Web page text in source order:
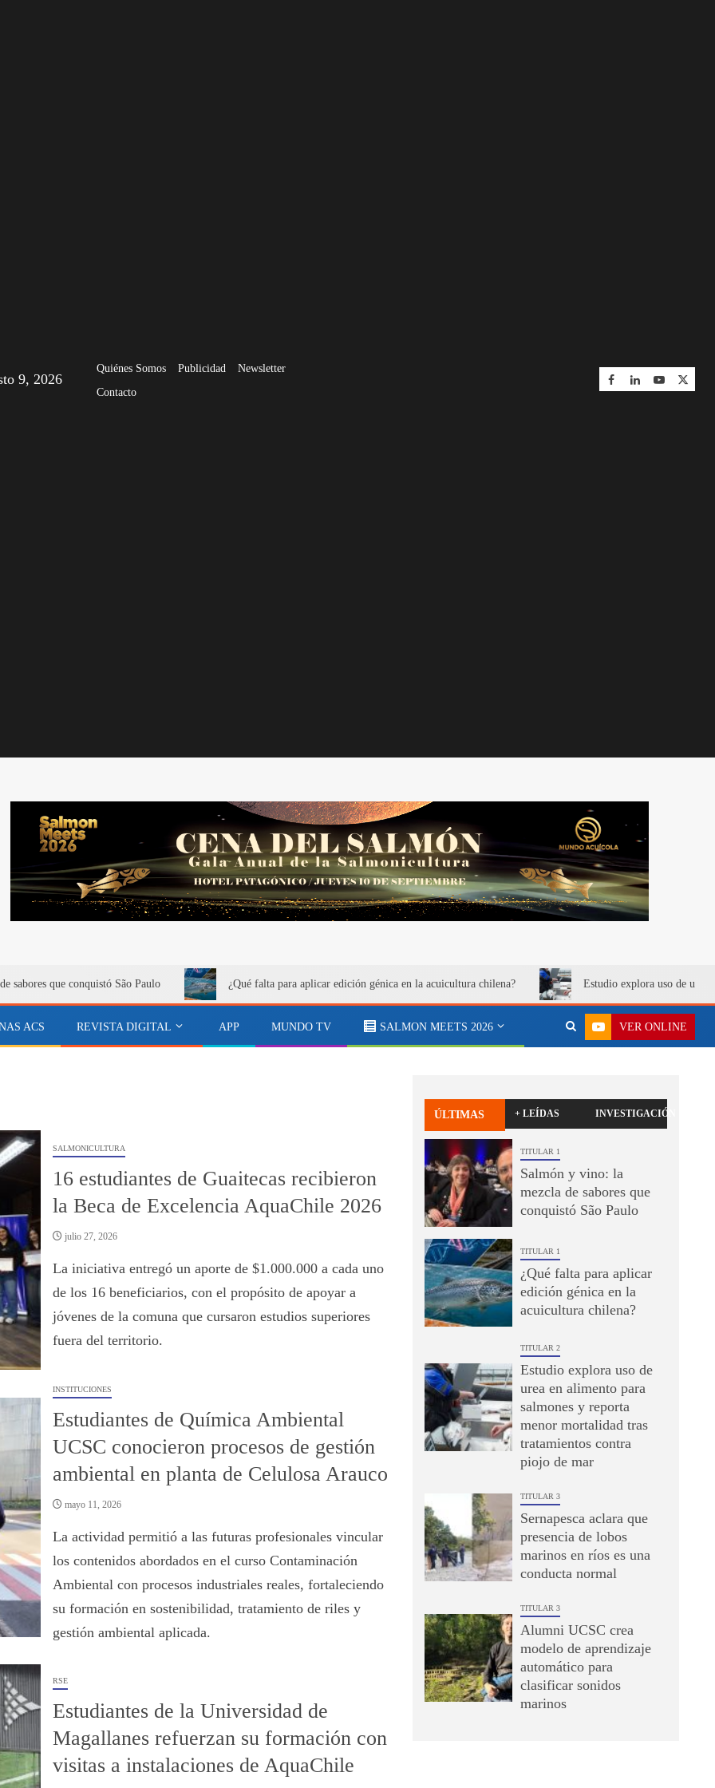
9, 2026
Quiénes Somos Publicidad
Newsletter
Contacto
sabores que conquistó São Paulo ¿Qué falta para aplicar edición génica en la acuicultura chilena? Estudio explora uso de urea
ACS REVISTA DIGITAL APP MUNDO TV SALMON MEETS 2026 VER ONLINE
SALMONICULTURA
16 estudiantes de Guaitecas recibieron
la Beca de Excelencia AquaChile 2026
julio 27, 2026
La iniciativa entregó un aporte de $1.000.000 a cada uno
de los 16 beneficiarios, con el propósito de apoyar a
jóvenes de la comuna que cursaron estudios superiores
fuera del territorio.
INSTITUCIONES
Estudiantes de Química Ambiental
UCSC conocieron procesos de gestión
ambiental en planta de Celulosa Arauco
mayo 11, 2026
La actividad permitió a las futuras profesionales vincular
los contenidos abordados en el curso Contaminación
Ambiental con procesos industriales reales, fortaleciendo
su formación en sostenibilidad, tratamiento de riles y
gestión ambiental aplicada.
RSE
Estudiantes de la Universidad de
Magallanes refuerzan su formación con
visitas a instalaciones de AquaChile
ÚLTIMAS + LEÍDAS INVESTIGACIÓN
TITULAR 1
Salmón y vino: la
mezcla de sabores que
conquistó São Paulo
TITULAR 1
¿Qué falta para aplicar
edición génica en la
acuicultura chilena?
TITULAR 2
Estudio explora uso de
urea en alimento para
salmones y reporta
menor mortalidad tras
tratamientos contra
piojo de mar
TITULAR 3
Sernapesca aclara que
presencia de lobos
marinos en ríos es una
conducta normal
TITULAR 3
Alumni UCSC crea
modelo de aprendizaje
automático para
clasificar sonidos
marinos